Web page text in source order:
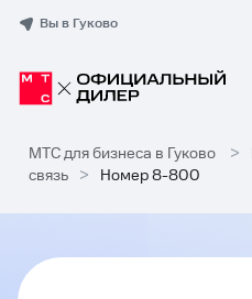
Вы в Гуково
МТС для бизнеса в Гуково >
связь
> Номер 8-800